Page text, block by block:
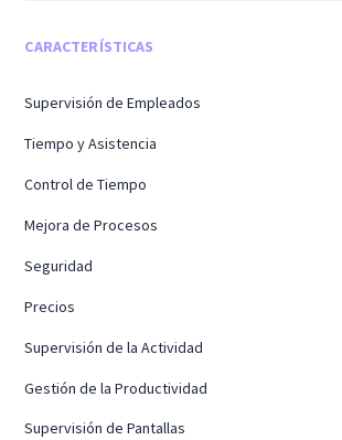
CARACTERÍSTICAS
Supervisión de Empleados
Tiempo y Asistencia
Control de Tiempo
Mejora de Procesos
Seguridad
Precios
Supervisión de la Actividad
Gestión de la Productividad
Supervisión de Pantallas